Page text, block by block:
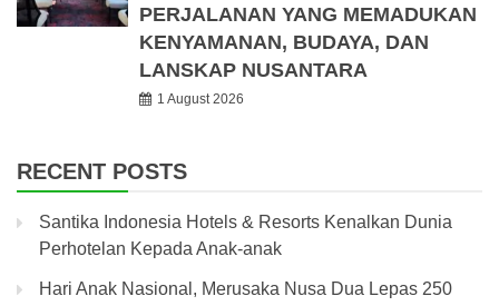
PERJALANAN YANG MEMADUKAN
KENYAMANAN, BUDAYA, DAN
LANSKAP NUSANTARA
1 August 2026
RECENT POSTS
Santika Indonesia Hotels & Resorts Kenalkan Dunia
Perhotelan Kepada Anak-anak
Hari Anak Nasional, Merusaka Nusa Dua Lepas 250